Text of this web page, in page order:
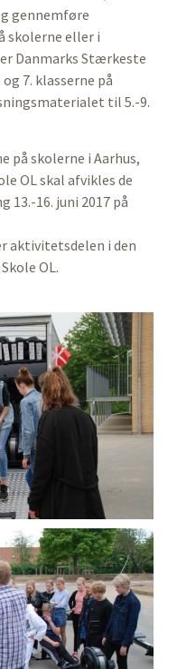
gennemføre
skolerne eller i
Danmarks Stærkeste
7. klasserne på
til 5.-9.
på skolerne i Aarhus,
OL skal afvikles de
13.-16. juni 2017 på
aktivitetsdelen i den
OL.